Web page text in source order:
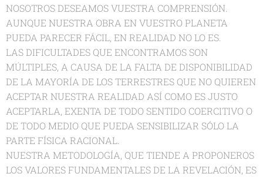
NOSOTROS DESEAMOS VUESTRA COMPRENSIÓN.
AUNQUE NUESTRA OBRA EN VUESTRO PLANETA
PUEDA PARECER FÁCIL, EN REALIDAD NO LO ES.
LAS DIFICULTADES QUE ENCONTRAMOS SON
MÚLTIPLES, A CAUSA DE LA FALTA DE DISPONIBILIDAD
DE LA MAYORÍA DE LOS TERRESTRES QUE NO QUIEREN
ACEPTAR NUESTRA REALIDAD ASÍ COMO ES JUSTO
ACEPTARLA, EXENTA DE TODO SENTIDO COERCITIVO O
DE TODO MEDIO QUE PUEDA SENSIBILIZAR SÓLO LA
PARTE FÍSICA RACIONAL.
NUESTRA METODOLOGÍA, QUE TIENDE A PROPONEROS
LOS VALORES FUNDAMENTALES DE LA REVELACIÓN, ES